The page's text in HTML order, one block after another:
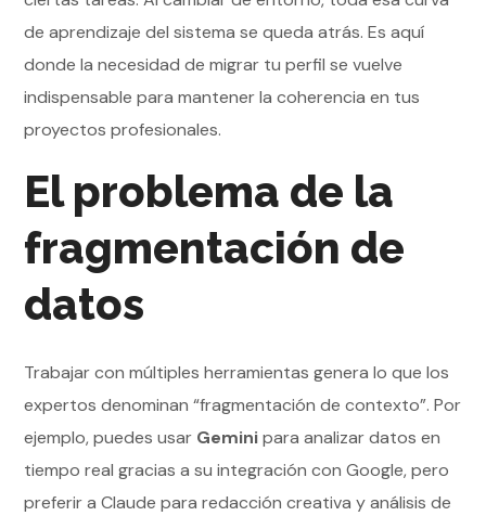
de aprendizaje del sistema se queda atrás. Es aquí
donde la necesidad de migrar tu perfil se vuelve
indispensable para mantener la coherencia en tus
proyectos profesionales.
El problema de la
fragmentación de
datos
Trabajar con múltiples herramientas genera lo que los
expertos denominan “fragmentación de contexto”. Por
ejemplo, puedes usar Geminipara analizar datos en
tiempo real gracias a su integración con Google, pero
preferir a Claude para redacción creativa y análisis de